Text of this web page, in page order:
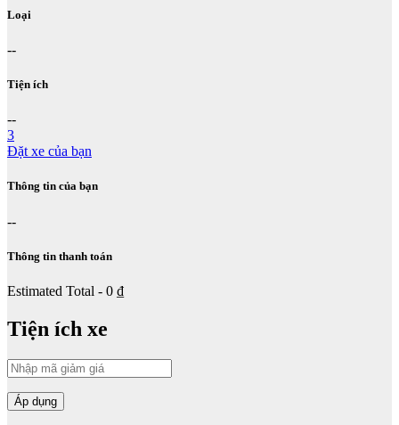
Loại
--
Tiện ích
--
3
Đặt xe của bạn
Thông tin của bạn
--
Thông tin thanh toán
Estimated Total - 0 ₫
Tiện ích xe